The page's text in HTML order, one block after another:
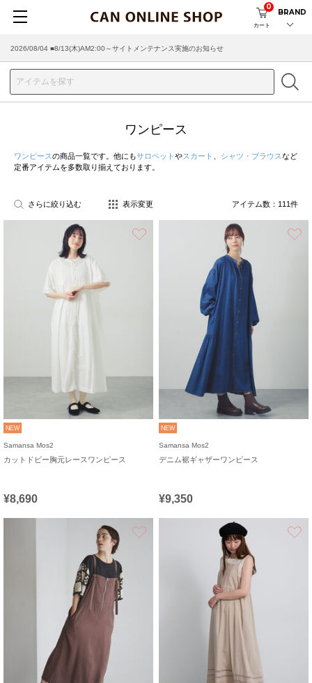
カート
0
BRAND
2026/08/04 ■8/13(木)AM2:00～サイトメンテナンス実施のお知らせ
2026/07/29 ■【お知らせ】ヤマト運輸の配送遅延・停止について
ワンピース
ワンピースの商品一覧です。他にもサロペット やスカート シャツ・ブラウスなど
定番アイテムを多数取り揃えております。
さらに絞り込む 表示変更 アイテム数： 111件
NEW
Samansa Mos2
カットドビー胸元レースワンピース
¥8,690
NEW
Samansa Mos2
デニム裾ギャザーワンピース
¥9,350